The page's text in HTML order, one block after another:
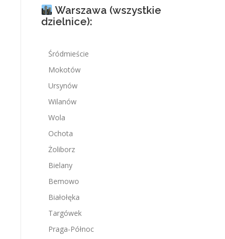
Warszawa (wszystkie
dzielnice):
Śródmieście
Mokotów
Ursynów
Wilanów
Wola
Ochota
Żoliborz
Bielany
Bemowo
Białołęka
Targówek
Praga-Północ